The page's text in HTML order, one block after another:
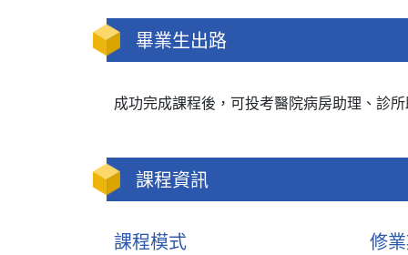
畢業生出路
成功完成課程後，可投考醫院病房助理、診
課程資訊
課程模式 修